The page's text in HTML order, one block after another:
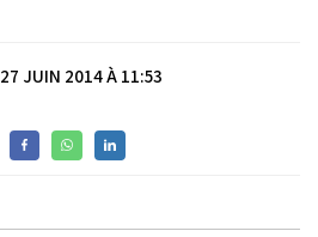
27 JUIN 2014 À 11:53